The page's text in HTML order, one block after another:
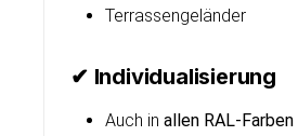
Terrassengeländer
✔ Individualisierung
Auch in allen RAL-Farben